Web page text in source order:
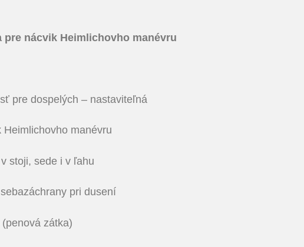
pre nácvik Heimlichovho manévru
pre dospelých – nastaviteľná
Heimlichovho manévru
stoji, sede i v ľahu
pri dusení
zátka)